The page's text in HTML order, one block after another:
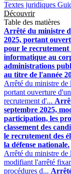
Textes juridiques
Découvrir
Table des matières
Arrêté du ministre
2025, portant
pour le
informatique au
administrations
au titre de l'année
Arrêté du ministre de
portant ouverture
recrutement d'...
septembre 2025,
participation, les
classement des
le recrutement des
la défense nationale.
Arrêté du ministre de
modifiant l'arrêté
procédures d...